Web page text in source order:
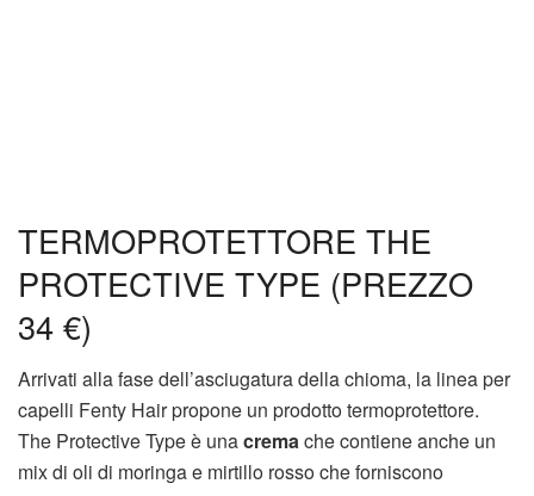
TERMOPROTETTORE THE
PROTECTIVE TYPE (PREZZO
34 €)
Arrivati alla fase dell’asciugatura della chioma, la linea per
capelli Fenty Hair propone un prodotto termoprotettore.
The Protective Type è unacremache contiene anche un
mix di oli di moringa e mirtillo rosso che forniscono